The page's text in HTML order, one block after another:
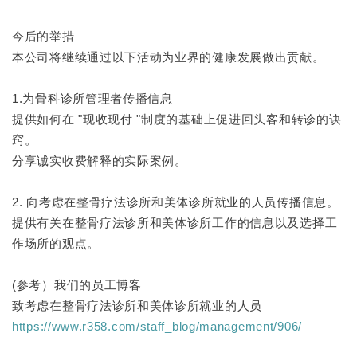
今后的举措
本公司将继续通过以下活动为业界的健康发展做出贡献。
1.为骨科诊所管理者传播信息
提供如何在 "现收现付 "制度的基础上促进回头客和转诊的诀
窍。
分享诚实收费解释的实际案例。
2. 向考虑在整骨疗法诊所和美体诊所就业的人员传播信息。
提供有关在整骨疗法诊所和美体诊所工作的信息以及选择工
作场所的观点。
(参考）我们的员工博客
致考虑在整骨疗法诊所和美体诊所就业的人员
https://www.r358.com/staff_blog/management/906/